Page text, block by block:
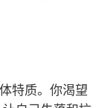
特质。你渴望